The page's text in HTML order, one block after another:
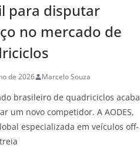
para disputar
no mercado de
de 2026 Marcelo Souza
brasileiro de quadriciclos acaba
um novo competidor. A AODES,
especializada em veículos off-